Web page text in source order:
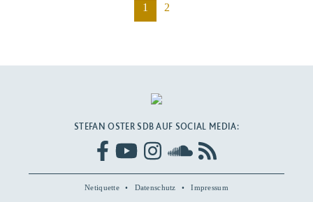
1 2
STEFAN OSTER SDB AUF SOCIAL MEDIA:
Netiquette Datenschutz Impressum